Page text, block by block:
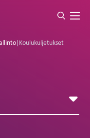
|Koulukuljetukset